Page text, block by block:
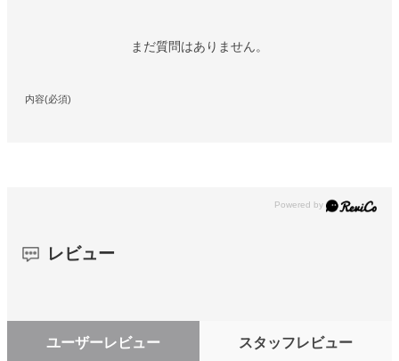
まだ質問はありません。
内容(必須)
レビュー
ユーザーレビュー スタッフレビュー